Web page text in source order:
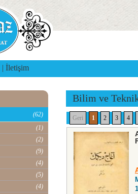
| İletişim
(62)
(1)
(2)
(9)
(4)
(5)
(4)
Bilim ve
Geri 1 2 3 4